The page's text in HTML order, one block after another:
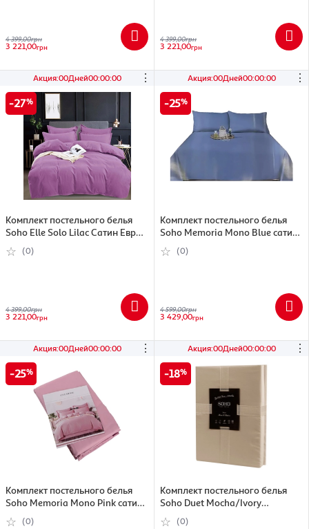
4 399,00грн
3 221,00грн
4 399,00грн
3 221,00грн
Акция:00Дней00:00:00
⋮
27
Комплект постельного белья
Soho Elle Solo Lilac Сатин Евро
(6999183)
(0)
4 399,00грн
3 221,00грн
Акция:00Дней00:00:00
⋮
25
Комплект постельного белья
Soho Memoria Mono Blue сатин
евро (6996583)
(0)
4 599,00грн
3 429,00грн
Акция:00Дней00:00:00
⋮
25
Комплект постельного белья
Soho Memoria Mono Pink сатин
евро (6996581)
(0)
Акция:00Дней00:00:00
⋮
18
Комплект постельного белья
Soho Duet Mocha/Ivory
Семейный 150х200 см
(0)